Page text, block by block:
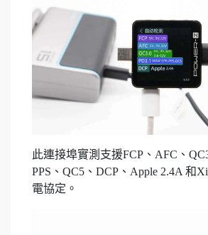
此連接埠實測支援FCP、AFC、
PPS、QC5、DCP、Apple 2.4A 和
電協定。